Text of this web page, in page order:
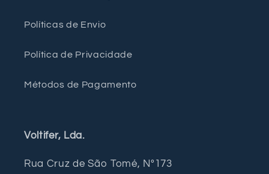
Políticas de Envio
Política de Privacidade
Métodos de Pagamento
Voltifer, Lda.
Rua Cruz de São Tomé, Nº173